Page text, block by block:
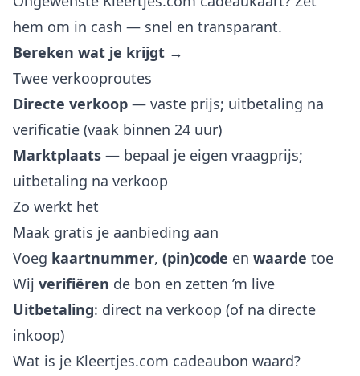
hem om in cash — snel en transparant.
Bereken wat je krijgt →
Twee verkooproutes
Directe verkoop — vaste prijs; uitbetaling na
verificatie (vaak binnen 24 uur)
Marktplaats — bepaal je eigen vraagprijs;
uitbetaling na verkoop
Zo werkt het
Maak gratis je aanbieding aan
Voeg kaartnummer, (pin)code en waarde toe
Wij verifiëren de bon en zetten ’m live
Uitbetaling: direct na verkoop (of na directe
inkoop)
Wat is je Kleertjes.com cadeaubon waard?